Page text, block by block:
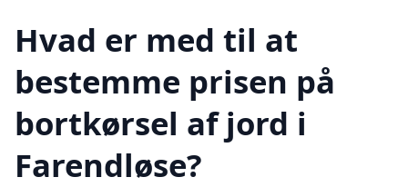
Hvad er med til at
bestemme prisen på
bortkørsel af jord i
Farendløse?